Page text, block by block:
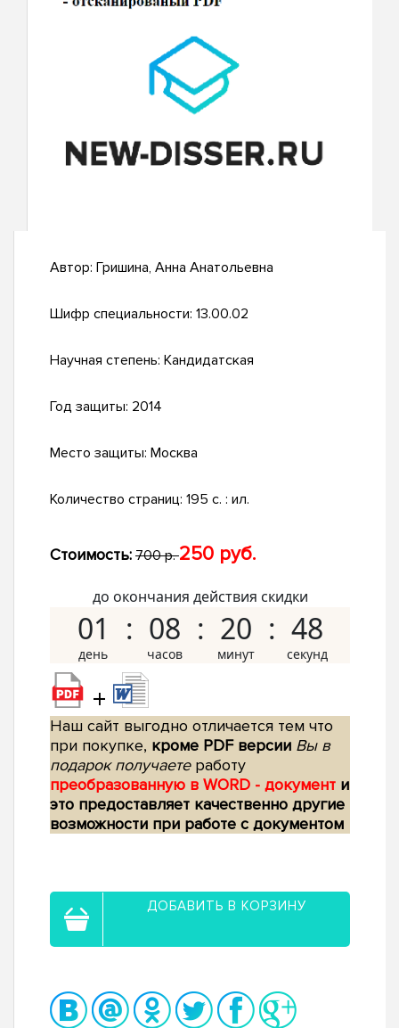
Автор: Гришина, Анна Анатольевна
Шифр специальности: 13.00.02
Научная степень: Кандидатская
Год защиты: 2014
Место защиты: Москва
Количество страниц: 195 с. : ил.
Стоимость: 700 р.250 руб.
до окончания действия скидки
01 08 20 47
+
Наш сайт выгодно отличается тем что
при покупке, кроме PDF версии Вы в
подарок получаетеработу
преобразованную в WORD - документ и
это предоставляет качественно другие
возможности при работе с документом
ДОБАВИТЬ В КОРЗИНУ